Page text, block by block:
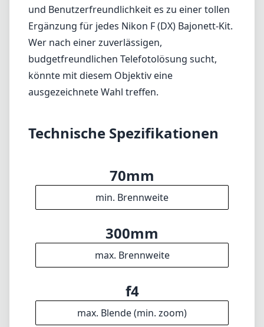
und Benutzerfreundlichkeit es zu einer tollen
Ergänzung für jedes Nikon F (DX) Bajonett-Kit.
Wer nach einer zuverlässigen,
budgetfreundlichen Telefotolösung sucht,
könnte mit diesem Objektiv eine
ausgezeichnete Wahl treffen.
Technische Spezifikationen
70mm
min. Brennweite
300mm
max. Brennweite
f4
max. Blende (min. zoom)